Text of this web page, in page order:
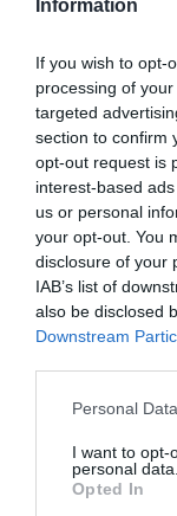
Information
If you wish to opt-
processing of
targeted
section to confirm
opt-out request is
interest-based
us or personal
your opt-out. You
disclosure of your
IAB’s list of
also be disclosed
Downstream
Personal
I want to opt-
personal data.
Opted In
týchto kolies.
0%